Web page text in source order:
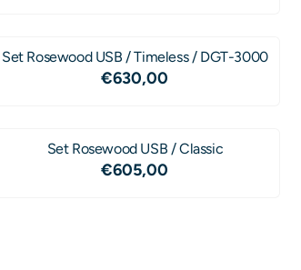
Set Rosewood USB / Timeless / DGT-3000
Prijs: 630,00
€630,00
Set Rosewood USB / Classic
Prijs: 605,00
€605,00